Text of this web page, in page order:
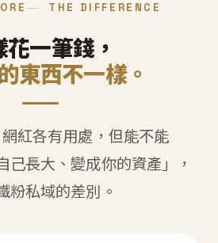
THE DIFFERENCE
花一筆錢，
東西不一樣。
紅各有用處，但能不能
己長大、變成你的資產」，
粉私域的差別。